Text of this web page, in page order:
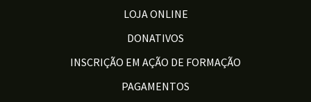
LOJA ONLINE
DONATIVOS
INSCRIÇÃO EM AÇÃO DE FORMAÇÃO
PAGAMENTOS